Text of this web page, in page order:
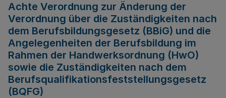
Achte Verordnung zur Änderung der
Verordnung über die Zuständigkeiten nach
dem Berufsbildungsgesetz (BBiG) und die
Angelegenheiten der Berufsbildung im
Rahmen der Handwerksordnung (HwO)
sowie die Zuständigkeiten nach dem
Berufsqualifikationsfeststellungsgesetz
(BQFG)